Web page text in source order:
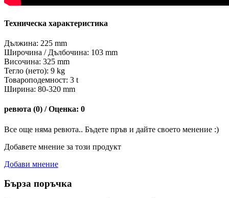
Техническа характеристика
Дължина: 225 mm
Широчина / Дълбочина: 103 mm
Височина: 325 mm
Тегло (нето): 9 kg
Товароподемност: 3 t
Ширина: 80-320 mm
ревюта (0) / Оценка: 0
Все още няма ревюта.. Бъдете пръв и дайте своето менение :)
Добавете мнение за този продукт
Добави мнение
Бърза поръчка